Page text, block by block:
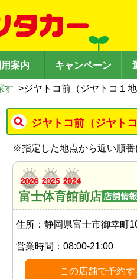
案内 キャンペーン
す >ジヤトコ前（ジヤトコ１
ジヤトコ前（ジヤト
※指定した地点から近い順
富士体育館前店
住所： 静岡県富士市御幸町
営業時間： 08:00-21:00
この店舗で予約す